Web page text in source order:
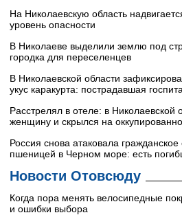
На Николаевскую область
уровень опасности
В Николаеве выделили землю под
городка для переселенцев
В Николаевской области
укус каракурта: пострадавшая
Расстрелял в отеле: в Николаевской
женщину и скрылся на
Россия снова атаковала гражданское
пшеницей в Черном море: есть
Новости Отовсюду
Когда пора менять велосипедные
и ошибки выбора